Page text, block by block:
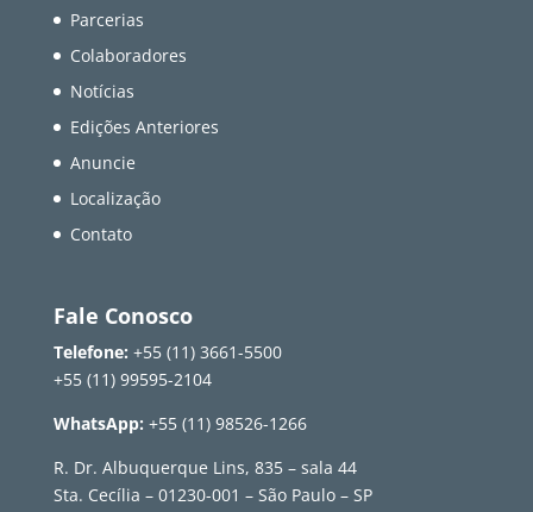
Parcerias
Colaboradores
Notícias
Edições Anteriores
Anuncie
Localização
Contato
Fale Conosco
Telefone: +55 (11) 3661-5500
+55 (11) 99595-2104
WhatsApp: +55 (11) 98526-1266
R. Dr. Albuquerque Lins, 835 – sala 44
Sta. Cecília – 01230-001 – São Paulo – SP